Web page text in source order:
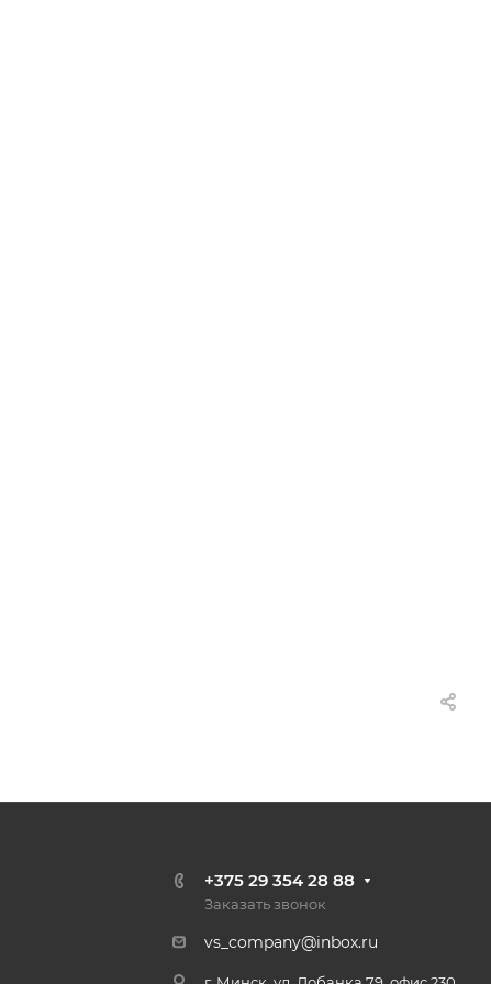
+375 29 354 28 88
Заказать звонок
vs_company@inbox.ru